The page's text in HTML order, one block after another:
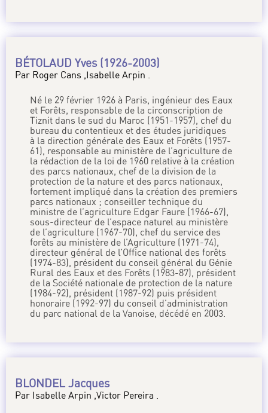
BÉTOLAUD Yves (1926-2003)
Par Roger Cans ,Isabelle Arpin .
Né le 29 février 1926 à Paris, ingénieur des Eaux
et Forêts, responsable de la circonscription de
Tiznit dans le sud du Maroc (1951-1957), chef du
bureau du contentieux et des études juridiques
à la direction générale des Eaux et Forêts (1957-
61), responsable au ministère de l’agriculture de
la rédaction de la loi de 1960 relative à la création
des parcs nationaux, chef de la division de la
protection de la nature et des parcs nationaux,
fortement impliqué dans la création des premiers
parcs nationaux ; conseiller technique du
ministre de l’agriculture Edgar Faure (1966-67),
sous-directeur de l’espace naturel au ministère
de l’agriculture (1967-70), chef du service des
forêts au ministère de l’Agriculture (1971-74),
directeur général de l’Office national des forêts
(1974-83), président du conseil général du Génie
Rural des Eaux et des Forêts (1983-87), président
de la Société nationale de protection de la nature
(1984-92), président (1987-92) puis président
honoraire (1992-97) du conseil d’administration
du parc national de la Vanoise, décédé en 2003.
BLONDEL Jacques
Par Isabelle Arpin ,Victor Pereira .